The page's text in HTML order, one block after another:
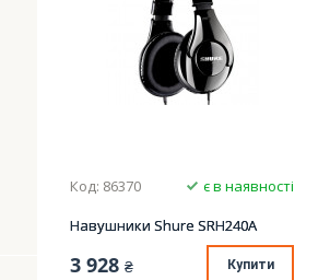
Код: 86370
є в наявності
Навушники Shure SRH240A
3 928 ₴ Купити